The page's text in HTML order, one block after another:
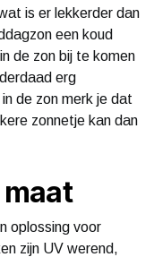
is er lekkerder dan
een koud
de zon bij te komen
erg
de zon merk je dat
zonnetje kan dan
oplossing voor
zijn UV werend,